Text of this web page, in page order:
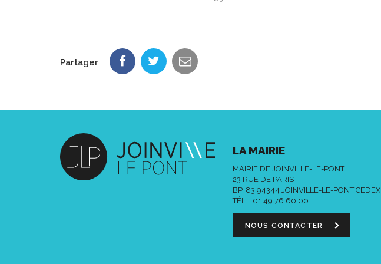
Partager
LA MAIRIE
MAIRIE DE JOINVILLE-LE-PONT
23 RUE DE PARIS
BP. 83 94344 JOINVILLE-LE-PONT CEDEX
TÉL. : 01 49 76 60 00
NOUS CONTACTER